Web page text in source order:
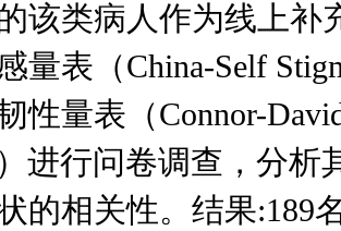
该类病人作为线上补
量表（China-Self
性量表（Connor-
进行问卷调查，分析
的相关性。结果:189